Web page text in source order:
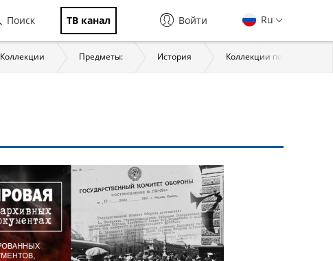
Поиск ТВ канал Ru
Войти
Коллекции Предметы: История Коллекции по классам